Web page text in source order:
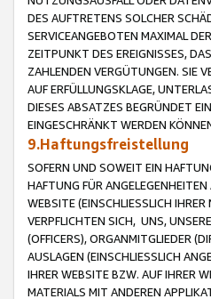
DES AUFTRETENS SOLCHER
SERVICEANGEBOTEN MAXIMAL
ZEITPUNKT DES EREIGNISSES,
ZAHLENDEN VERGÜTUNGEN. SIE
AUF ERFÜLLUNGSKLAGE,
DIESES ABSATZES BEGRÜNDET
EINGESCHRÄNKT WERDEN
9.Haftungsfreistellung
SOFERN UND SOWEIT EIN
HAFTUNG FÜR
WEBSITE (EINSCHLIESSLICH
VERPFLICHTEN SICH, UNS,
(OFFICERS), ORGANMITGLIEDER
AUSLAGEN (EINSCHLIESSLICH
IHRER WEBSITE BZW. AUF IHRER
MATERIALS MIT ANDEREN